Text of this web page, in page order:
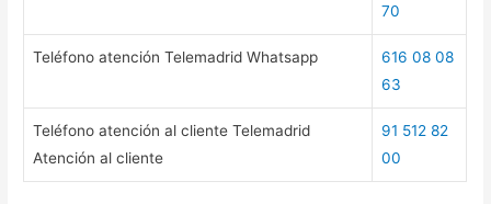
70
Teléfono atención Telemadrid Whatsapp
616 08 08
63
Teléfono atención al cliente Telemadrid
Atención al cliente
91 512 82
00